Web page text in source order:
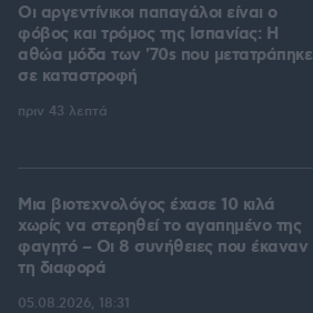
Οι αργεντίνικοι παπαγάλοι είναι ο
φόβος και τρόμος της Ισπανίας: Η
αθώα μόδα των '70s που μετατράπηκε
σε καταστροφή
πριν 43 λεπτά
Μια βιοτεχνολόγος έχασε 10 κιλά
χωρίς να στερηθεί το αγαπημένο της
φαγητό – Οι 8 συνήθειες που έκαναν
τη διαφορά
05.08.2026, 18:31